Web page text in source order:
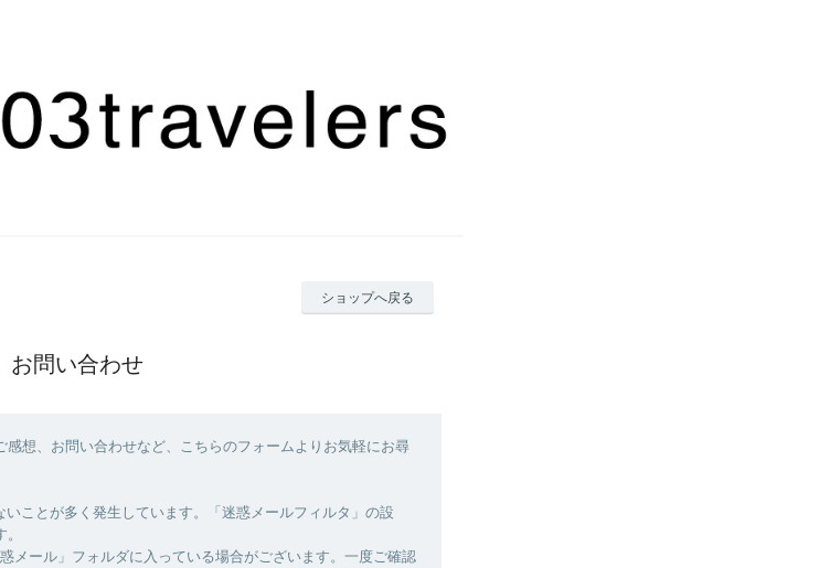
ショップへ戻る
お問い合わせ
想、お問い合わせなど、こちらのフォームよりお気軽にお尋
ことが多く発生しています。「迷惑メールフィルタ」の設
メール」フォルダに入っている場合がございます。一度ご確認